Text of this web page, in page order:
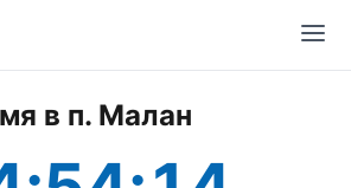
в п. Малан